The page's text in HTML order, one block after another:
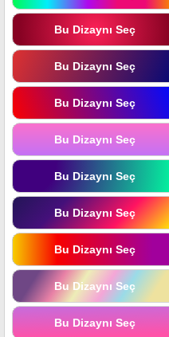
Bu Dizaynı Seç
Bu Dizaynı Seç
Bu Dizaynı Seç
Bu Dizaynı Seç
Bu Dizaynı Seç
Bu Dizaynı Seç
Bu Dizaynı Seç
Bu Dizaynı Seç
Bu Dizaynı Seç